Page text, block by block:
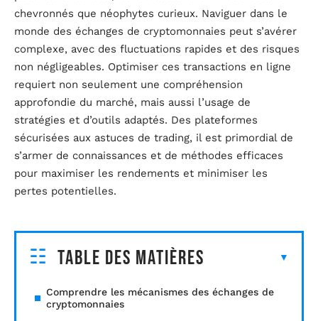
chevronnés que néophytes curieux. Naviguer dans le
monde des échanges de cryptomonnaies peut s’avérer
complexe, avec des fluctuations rapides et des risques
non négligeables. Optimiser ces transactions en ligne
requiert non seulement une compréhension
approfondie du marché, mais aussi l’usage de
stratégies et d’outils adaptés. Des plateformes
sécurisées aux astuces de trading, il est primordial de
s’armer de connaissances et de méthodes efficaces
pour maximiser les rendements et minimiser les
pertes potentielles.
Table des matières
Comprendre les mécanismes des échanges de
cryptomonnaies